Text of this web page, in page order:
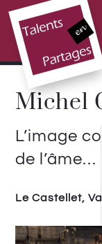
Michel
L’image
de l’âme…
Le Castellet,